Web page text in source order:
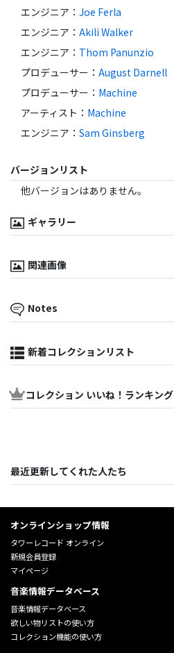
エンジニア ： Joe Ferla
エンジニア ： Akili Walker
エンジニア ： Thom Panunzio
プロデューサー ： August Darnell
プロデューサー ： Machine
アーティスト ： Machine
エンジニア ： Sam Ginsberg
バージョンリスト
他バージョンはありません。
ギャラリー
関連画像
Notes
新着コレクションリスト
コレクション いいね！ランキング
最近更新してくれた人たち
オンラインショップ情報
タワーレコード オンライン
新規会員登録
マイページ
音楽情報データベース
音楽情報データベース
欲しい物リストの使い方
コレクション機能の使い方